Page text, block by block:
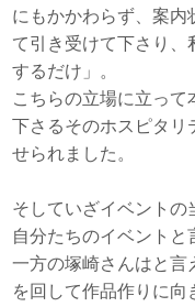
にもかかわらず、案内
て引き受けて下さり
するだけ」。
こちらの立場に立って
下さるそのホスピタリ
せられました。
そしていざイベントの
自分たちのイベントと
一方の塚崎さんはと言
を回して作品作りに向